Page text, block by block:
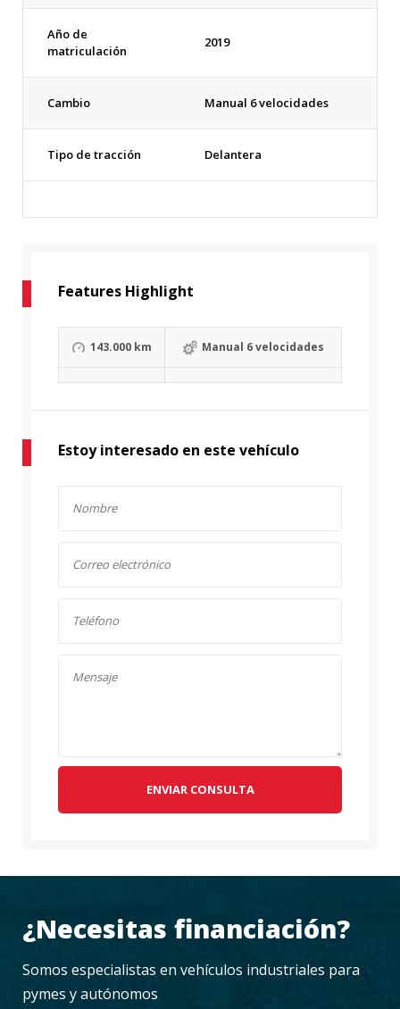
Año de
matriculación
2019
Cambio Manual 6 velocidades
Tipo de tracción Delantera
Features Highlight
143.000 km Manual 6 velocidades
Estoy interesado en este vehículo
ENVIAR CONSULTA
¿Necesitas financiación?
Somos especialistas en vehículos industriales para
pymes y autónomos